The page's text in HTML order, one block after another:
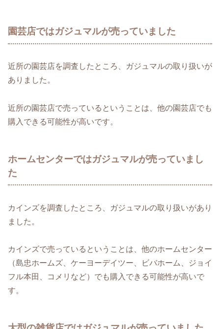
園芸店ではガジュマルが売っていました
近所の園芸店を調査したところ、ガジュマルの取り扱いが
ありました。
近所の園芸店で売っているということは、他の園芸店でも
購入できる可能性が高いです。
ホームセンターではガジュマルが売っていまし
た
カインズを調査したところ、ガジュマルの取り扱いがあり
ました。
カインズで売っているということは、他のホームセンター
（島忠ホームズ、ケーヨーデイツー、ビバホーム、ジョイ
フル本田、コメリなど）でも購入できる可能性が高いで
す。